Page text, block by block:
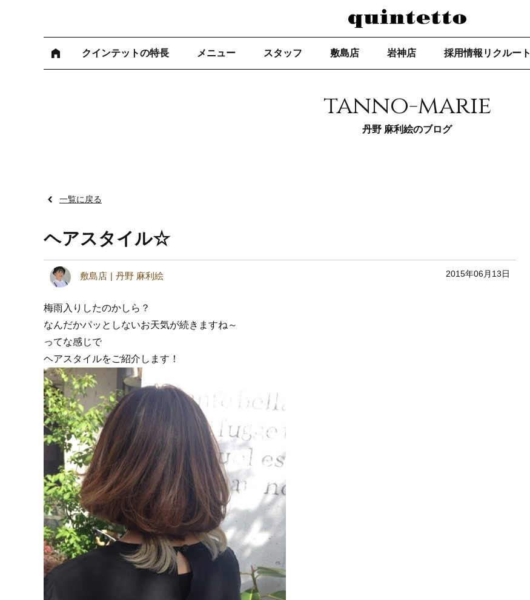
クインテットの特長 メニュー スタッフ 敷島店 岩神店 採用情報リクルート
tanno-marie
丹野 麻利絵のブログ
一覧に戻る
ヘアスタイル☆
敷島店 丹野 麻利絵 2015年06月13日
梅雨入りしたのかしら？
なんだかパッとしないお天気が続きますね～
ってな感じで
ヘアスタイルをご紹介します！